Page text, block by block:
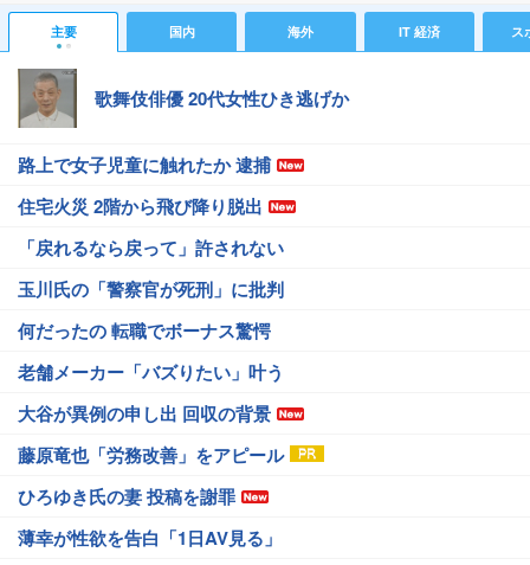
主要 国内 海外 IT 経済 ス
歌舞伎俳優 20代女性ひき逃げか
路上で女子児童に触れたか 逮捕
住宅火災 2階から飛び降り脱出
「戻れるなら戻って」許されない
玉川氏の「警察官が死刑」に批判
何だったの 転職でボーナス驚愕
老舗メーカー「バズりたい」叶う
大谷が異例の申し出 回収の背景
藤原竜也「労務改善」をアピール
ひろゆき氏の妻 投稿を謝罪
薄幸が性欲を告白「1日AV見る」